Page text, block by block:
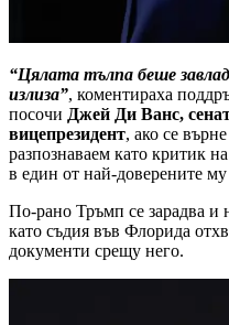
“Цялата тълпа беше
излиза”, коментираха
посочи Джей Ди Ванс,
вицепрезидент, ако се
разпознаваем като критик
в един от най-доверените
По-рано Тръмп се зарадва и
като съдия във Флорида
документи срещу него.